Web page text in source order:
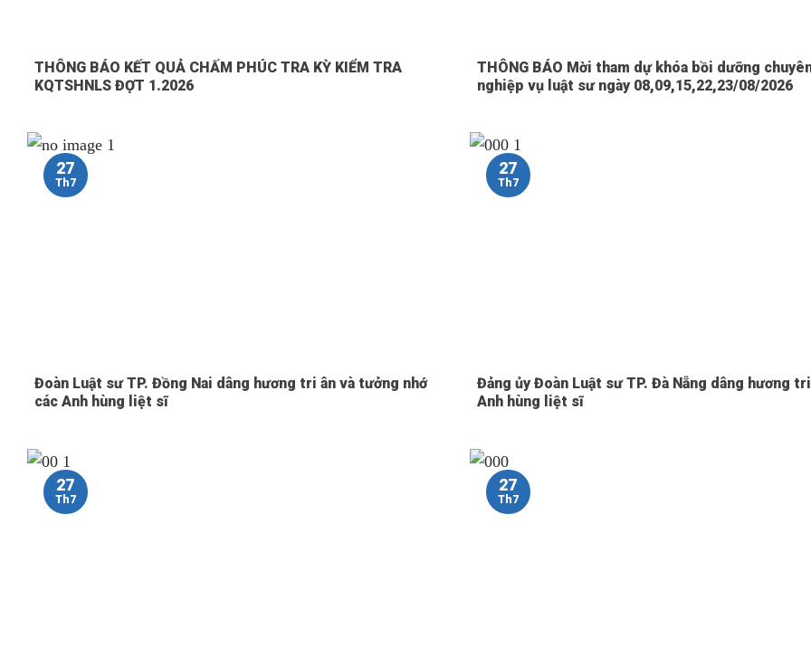
THÔNG BÁO KẾT QUẢ CHẤM PHÚC TRA KỲ KIỂM TRA
KQTSHNLS ĐỢT 1.2026
THÔNG BÁO Mời tham dự khóa bồi dưỡng
nghiệp vụ luật sư ngày 08,09,15,22,23/08/2026
Đoàn Luật sư TP. Đồng Nai dâng hương tri ân và tưởng nhớ
các Anh hùng liệt sĩ
27
Th7
Đảng ủy Đoàn Luật sư TP. Đà Nẵng dâng hương
Anh hùng liệt sĩ
27
Th7
27
Th7
27
Th7